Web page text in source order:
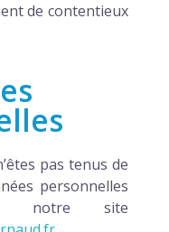
de contentieux
pas tenus de
personnelles
notre site